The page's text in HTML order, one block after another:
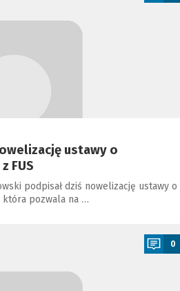
ustawy o
FUS
podpisał dziś nowelizację ustawy o
która pozwala na …
0